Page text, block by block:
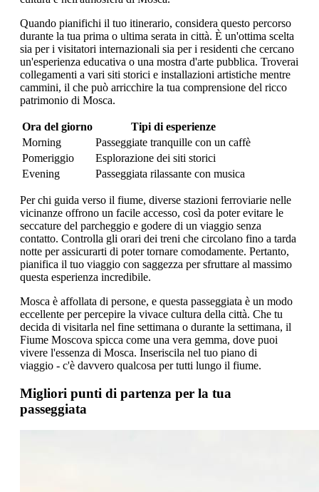
Quando pianifichi il tuo itinerario, considera questo percorso
durante la tua prima o ultima serata in città. È un'ottima scelta
sia per i visitatori internazionali sia per i residenti che cercano
un'esperienza educativa o una mostra d'arte pubblica. Troverai
collegamenti a vari siti storici e installazioni artistiche mentre
cammini, il che può arricchire la tua comprensione del ricco
patrimonio di Mosca.
Ora del giorno
Tipi di esperienze
Morning
Passeggiate tranquille con un caffè
Pomeriggio
Esplorazione dei siti storici
Evening
Passeggiata rilassante con musica
Per chi guida verso il fiume, diverse stazioni ferroviarie nelle
vicinanze offrono un facile accesso, così da poter evitare le
seccature del parcheggio e godere di un viaggio senza
contatto. Controlla gli orari dei treni che circolano fino a tarda
notte per assicurarti di poter tornare comodamente. Pertanto,
pianifica il tuo viaggio con saggezza per sfruttare al massimo
questa esperienza incredibile.
Mosca è affollata di persone, e questa passeggiata è un modo
eccellente per percepire la vivace cultura della città. Che tu
decida di visitarla nel fine settimana o durante la settimana, il
Fiume Moscova spicca come una vera gemma, dove puoi
vivere l'essenza di Mosca. Inseriscila nel tuo piano di
viaggio - c'è davvero qualcosa per tutti lungo il fiume.
Migliori punti di partenza per la tua
passeggiata